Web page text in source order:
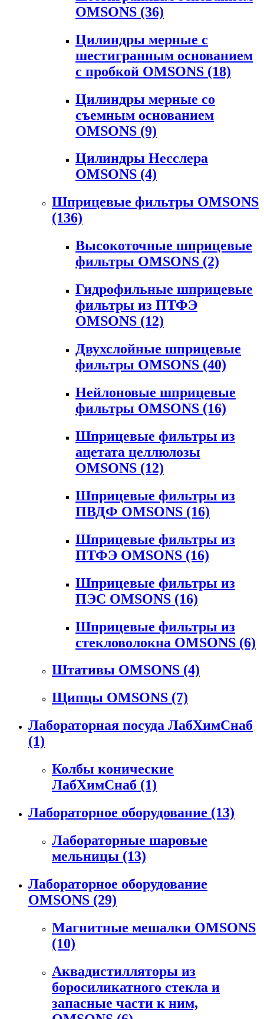
OMSONS (36)
Цилиндры мерные с
шестигранным основанием
с пробкой OMSONS (18)
Цилиндры мерные со
съемным основанием
OMSONS (9)
Цилиндры Несслера
OMSONS (4)
Шприцевые фильтры OMSONS
(136)
Высокоточные шприцевые
фильтры OMSONS (2)
Гидрофильные шприцевые
фильтры из ПТФЭ
OMSONS (12)
Двухслойные шприцевые
фильтры OMSONS (40)
Нейлоновые шприцевые
фильтры OMSONS (16)
Шприцевые фильтры из
ацетата целлюлозы
OMSONS (12)
Шприцевые фильтры из
ПВДФ OMSONS (16)
Шприцевые фильтры из
ПТФЭ OMSONS (16)
Шприцевые фильтры из
ПЭС OMSONS (16)
Шприцевые фильтры из
стекловолокна OMSONS (6)
Штативы OMSONS (4)
Щипцы OMSONS (7)
Лабораторная посуда ЛабХимСнаб
(1)
Колбы конические
ЛабХимСнаб (1)
Лабораторное оборудование (13)
Лабораторные шаровые
мельницы (13)
Лабораторное оборудование
OMSONS (29)
Магнитные мешалки OMSONS
(10)
Аквадистилляторы из
боросиликатного стекла и
запасные части к ним,